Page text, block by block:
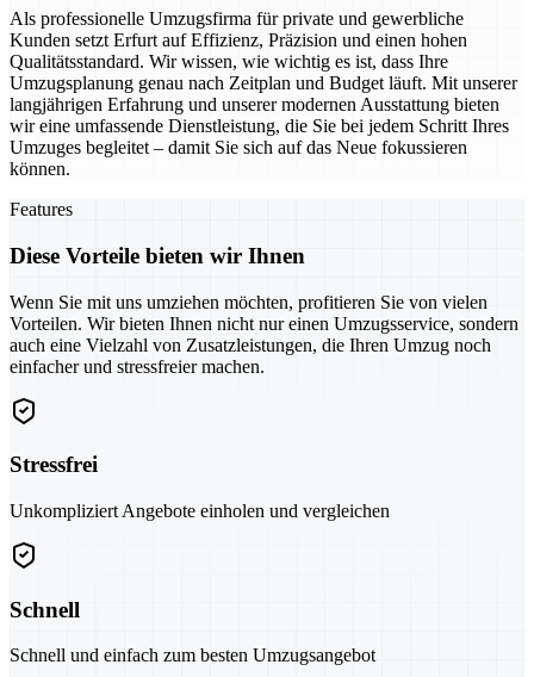
Als professionelle Umzugsfirma für private und gewerbliche
Kunden setzt Erfurt auf Effizienz, Präzision und einen hohen
Qualitätsstandard. Wir wissen, wie wichtig es ist, dass Ihre
Umzugsplanung genau nach Zeitplan und Budget läuft. Mit unserer
langjährigen Erfahrung und unserer modernen Ausstattung bieten
wir eine umfassende Dienstleistung, die Sie bei jedem Schritt Ihres
Umzuges begleitet – damit Sie sich auf das Neue fokussieren
können.
Features
Diese Vorteile bieten wir Ihnen
Wenn Sie mit uns umziehen möchten, profitieren Sie von vielen
Vorteilen. Wir bieten Ihnen nicht nur einen Umzugsservice, sondern
auch eine Vielzahl von Zusatzleistungen, die Ihren Umzug noch
einfacher und stressfreier machen.
Stressfrei
Unkompliziert Angebote einholen und vergleichen
Schnell
Schnell und einfach zum besten Umzugsangebot